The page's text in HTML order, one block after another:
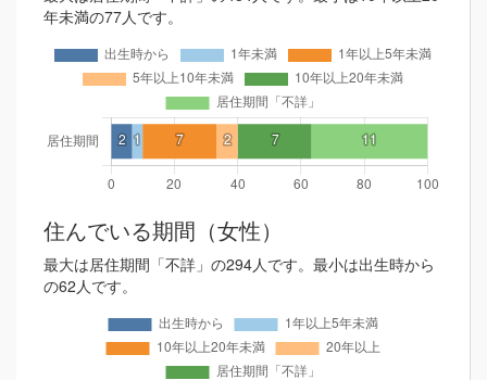
年未満の77人です。
住んでいる期間（女性）
最大は居住期間「不詳」の294人です。最小は出生時から
の62人です。